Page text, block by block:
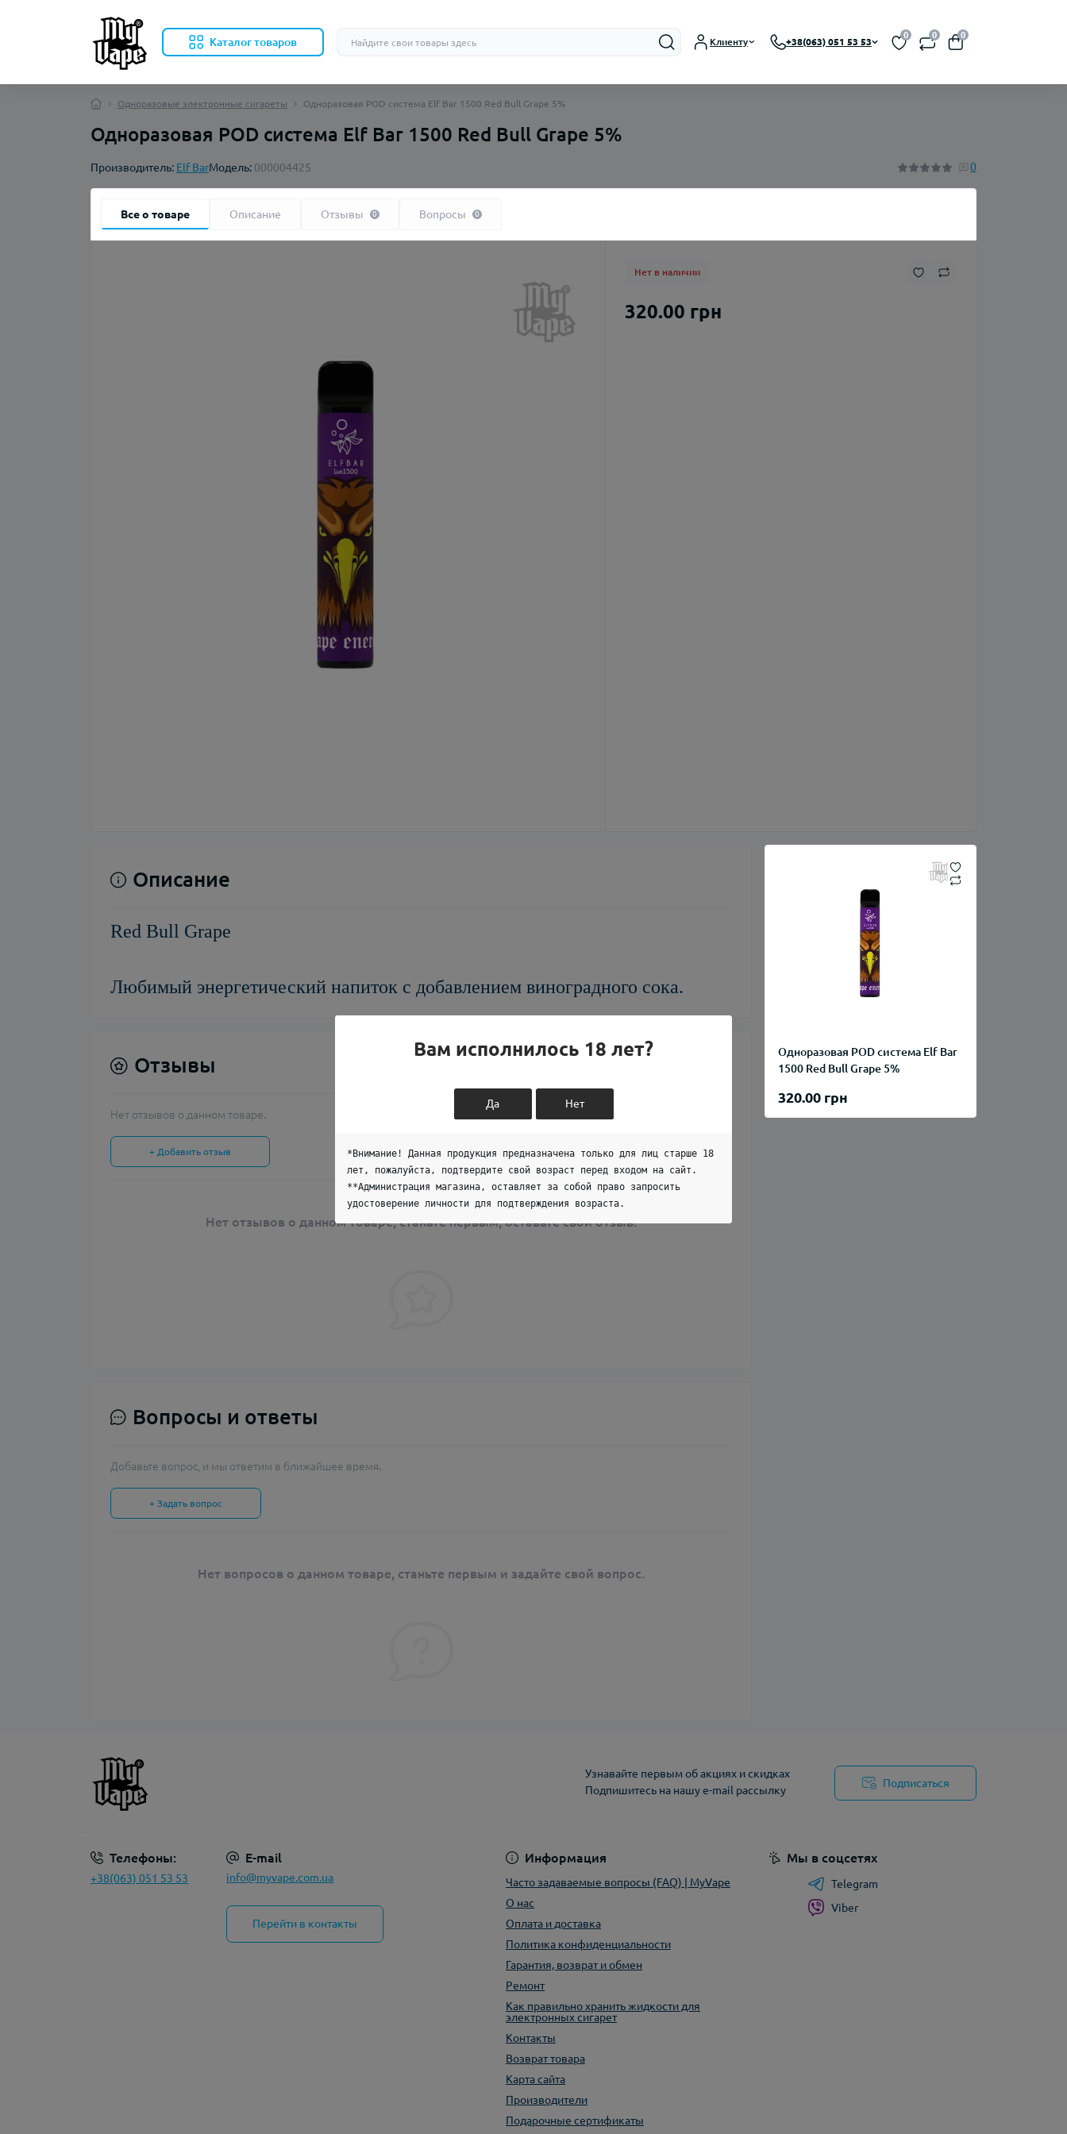
Каталог товаров
На солевом никотине
Клиенту +38(063) 051 53 53
0 0 0
Одноразовые электронные сигареты Одноразовая POD система Elf Bar 1500 Red Bull Grape 5%
Одноразовая POD система Elf Bar 1500 Red Bull Grape 5%
Производитель: Elf BarМодель: 000004425 0
Все о товаре Описание Отзывы 0 Вопросы 0
Нет в наличии
320.00 грн
Одноразовая POD система Elf Bar
1500 Red Bull Grape 5%
320.00 грн
Описание
Red Bull Grape
Любимый энергетический напиток с добавлением виноградного сока.
Отзывы
Нет отзывов о данном товаре.
+ Добавить отзыв
Нет отзывов о данном товаре, станьте первым, оставьте свой отзыв.
Вопросы и ответы
Добавьте вопрос, и мы ответим в ближайшее время.
+ Задать вопрос
Нет вопросов о данном товаре, станьте первым и задайте свой вопрос.
Узнавайте первым об акциях и скидках
Подпишитесь на нашу e-mail рассылку
Подписаться
Телефоны:
+38(063) 051 53 53
E-mail
info@myvape.com.ua
Перейти в контакты
Информация
Часто задаваемые вопросы (FAQ) | MyVape
О нас
Оплата и доставка
Политика конфиденциальности
Гарантия, возврат и обмен
Ремонт
Как правильно хранить жидкости для
электронных сигарет
Контакты
Возврат товара
Карта сайта
Производители
Подарочные сертификаты
Мы в соцсетях
Telegram
Viber
Вам исполнилось 18 лет?
Да Нет
*Внимание! Данная продукция предназначена только для лиц старше 18
лет, пожалуйста, подтвердите свой возраст перед входом на сайт.
**Администрация магазина, оставляет за собой право запросить
удостоверение личности для подтверждения возраста.